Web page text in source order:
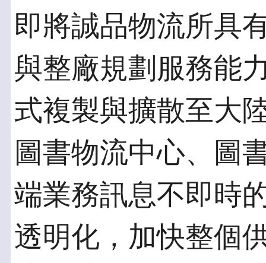
即將誠品物流所具
與整廠規劃服務能
式複製與擴散至大
圖書物流中心、圖
端業務訊息不即時
透明化，加快整個